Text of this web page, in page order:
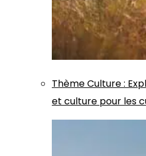
ThèmeCulture:
et culture pour les